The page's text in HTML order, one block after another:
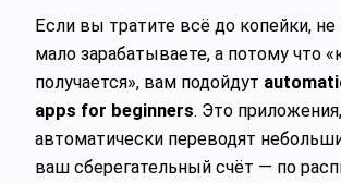
Если вы тратите всё до копейки, не
мало зарабатываете, а потому что
получается», вам подойдут
apps for beginners. Это
автоматически переводят
ваш сберегательный счёт — по